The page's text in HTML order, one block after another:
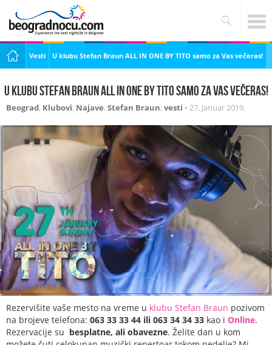
Vesti U klubu Stefan Braun ALL IN ONE BY TITO samo za Vas večeras!
U klubu Stefan Braun ALL IN ONE BY TITO samo za Vas večeras!
Beograd, Klubovi, Najave, Stefan Braun, vesti • 27. Januar 2019.
Rezervišite vaše mesto na vreme u klubu Stefan Braun pozivom
na brojeve telefona: 063 33 33 44 ili 063 34 34 33 kao i Online.
Rezervacije su besplatne, ali obavezne. Želite dan u kom